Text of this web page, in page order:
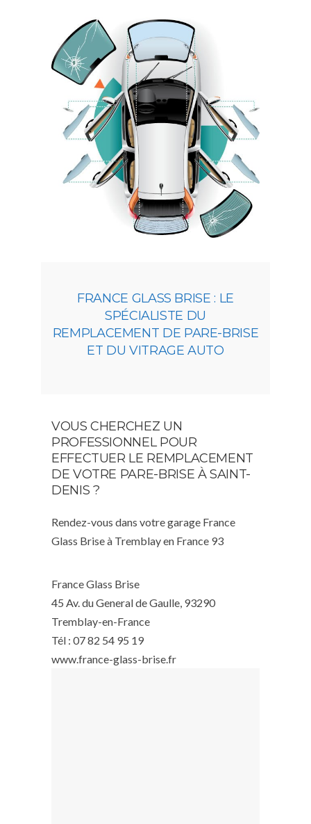
FRANCE GLASS BRISE : LE
SPÉCIALISTE DU
REMPLACEMENT DE PARE-BRISE
ET DU VITRAGE AUTO
VOUS CHERCHEZ UN
PROFESSIONNEL POUR
EFFECTUER LE REMPLACEMENT
DE VOTRE PARE-BRISE À SAINT-
DENIS ?
Rendez-vous dans votre garage France
Glass Brise à Tremblay en France 93
France Glass Brise
45 Av. du General de Gaulle, 93290
Tremblay-en-France
Tél : 07 82 54 95 19
www.france-glass-brise.fr